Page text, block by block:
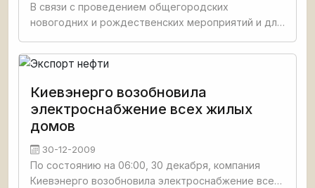
В связи с проведением общегородских
новогодних и рождественских мероприятий и для
новогоднюю ночь, будет изменен режим работы
Киевского метрополитена. Как сообщили
Киевэнерго возобновила
электроснабжение всех жилых
домов
30-12-2009
По состоянию на 06:00, 30 декабря, компания
Киевэнерго возобновила электроснабжение всех